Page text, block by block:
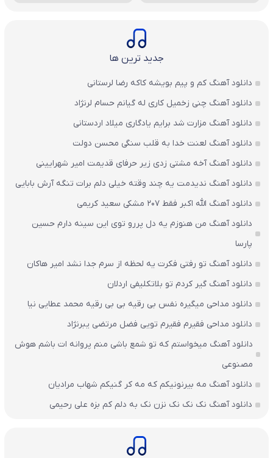
جدید ترین ها
دانلود آهنگ کم و پیم بویشه کاکه رضا لرستانی
دانلود آهنگ چنی زخمیل کاری له گیانم حسام لرنژاد
دانلود آهنگ مزارت شد برایم یادگاری میلاد اردستانی
دانلود آهنگ لعنت خدا به قلب سنگی محسن دولت
دانلود آهنگ آخه مشتی زدی زیر حرفای قدیمت امیر شهرایینی
دانلود آهنگ ندیدمت یه چند وقته خیلی دلم برات تنگه آرش بابایی
دانلود آهنگ الله اکبر فقط 207 مشکی سعید کریمی
دانلود آهنگ من هنوزم یه دل پررو توی این سینه دارم حسین
پارسا
دانلود آهنگ تو رفتی فکرت یه لحظه از سرم جدا نشد امیر هاکان
دانلود آهنگ گیر کردم تو بلاتکلیفی اردلان
دانلود مداحی میگیره نفس بی رقیه بی بی رقیه محمد عطایی نیا
دانلود مداحی فقیرم فقیرم تویی فضل مرتضی یبرنژاد
دانلود آهنگ میخواستم که تو شمع باشی منم پروانه ات باشم هوش
مصنوعی
دانلود آهنگ مه بیرنونیکم که مه کر گنیکم شهاب مرادیان
دانلود آهنگ نک نک نک نزن نک به دلم کم بزه علی رحیمی